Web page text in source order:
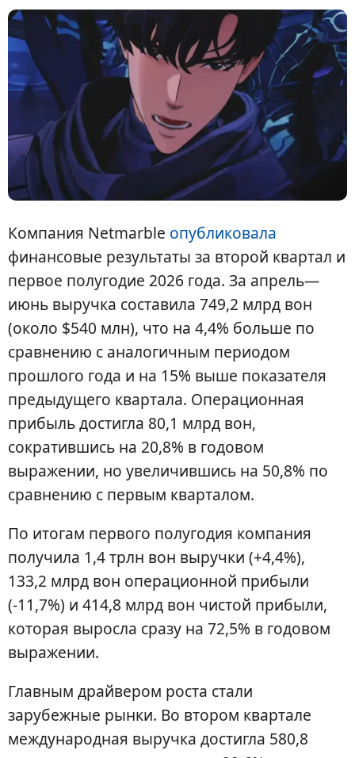
Компания Netmarble опубликовала
финансовые результаты за второй квартал и
первое полугодие 2026 года. За апрель—
июнь выручка составила 749,2 млрд вон
(около $540 млн), что на 4,4% больше по
сравнению с аналогичным периодом
прошлого года и на 15% выше показателя
предыдущего квартала. Операционная
прибыль достигла 80,1 млрд вон,
сократившись на 20,8% в годовом
выражении, но увеличившись на 50,8% по
сравнению с первым кварталом.
По итогам первого полугодия компания
получила 1,4 трлн вон выручки (+4,4%),
133,2 млрд вон операционной прибыли
(-11,7%) и 414,8 млрд вон чистой прибыли,
которая выросла сразу на 72,5% в годовом
выражении.
Главным драйвером роста стали
зарубежные рынки. Во втором квартале
международная выручка достигла 580,8